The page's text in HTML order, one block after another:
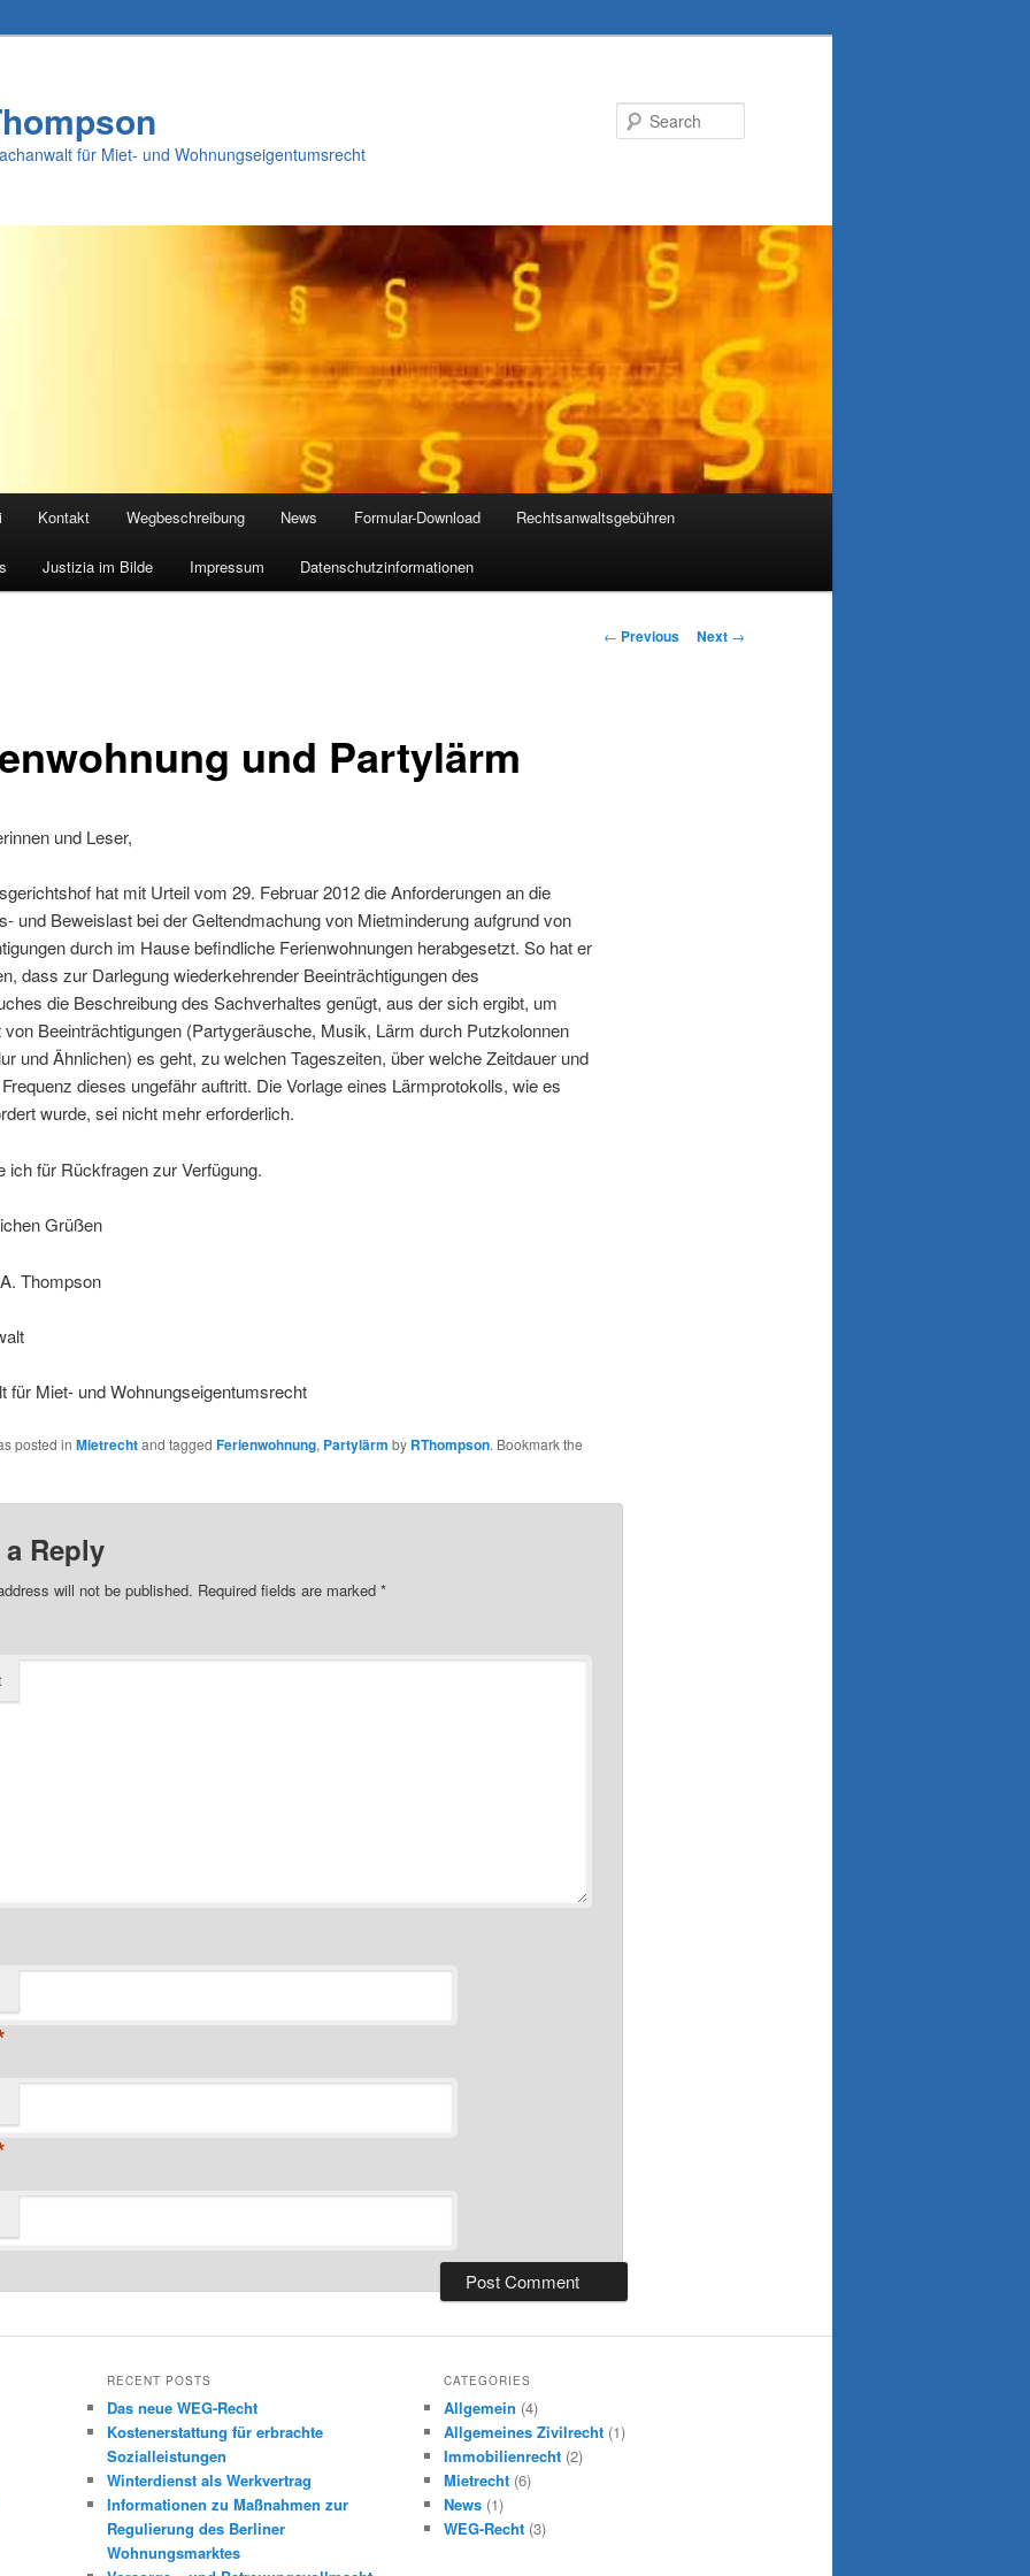
für Miet- und Wohnungseigentumsrecht
Kontakt Wegbeschreibung News Formular-Download Rechtsanwaltsgebühren
Justizia im Bilde Impressum Datenschutzinformationen
Post navigation
← Previous Next →
und Partylärm
und Leser,
hat mit Urteil vom 29. Februar 2012 die Anforderungen an die
und Beweislast bei der Geltendmachung von Mietminderung aufgrund von
durch im Hause befindliche Ferienwohnungen herabgesetzt. So hat er
dass zur Darlegung wiederkehrender Beeinträchtigungen des
die Beschreibung des Sachverhaltes genügt, aus der sich ergibt, um
Beeinträchtigungen (Partygeräusche, Musik, Lärm durch Putzkolonnen
und Ähnlichen) es geht, zu welchen Tageszeiten, über welche Zeitdauer und
dieses ungefähr auftritt. Die Vorlage eines Lärmprotokolls, wie es
wurde, sei nicht mehr erforderlich.
ich für Rückfragen zur Verfügung.
Grüßen
Thompson
für Miet- und Wohnungseigentumsrecht
posted in Mietrechtand tagged Ferienwohnung, Partylärm by RThompson. Bookmark the
a Reply
will not be published. Required fields are marked *
RECENT POSTS
Das neue WEG-Recht
Kostenerstattung für erbrachte
Sozialleistungen
Winterdienst als Werkvertrag
Informationen zu Maßnahmen zur
Regulierung des Berliner
Wohnungsmarktes
CATEGORIES
Allgemein (4)
Allgemeines Zivilrecht(1)
Immobilienrecht(2)
Mietrecht(6)
News(1)
WEG-Recht(3)